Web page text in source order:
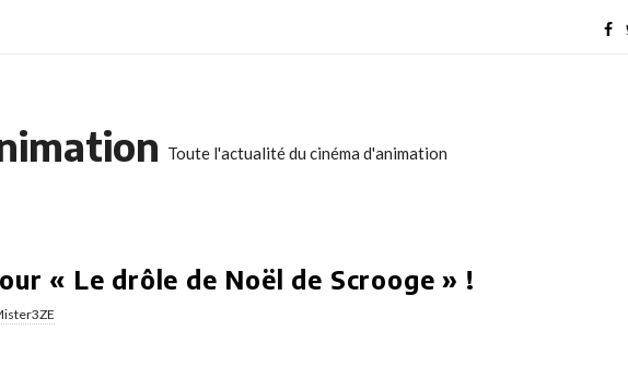
Toute l'actualité du cinéma d'animation
« Le drôle de Noël de Scrooge » !